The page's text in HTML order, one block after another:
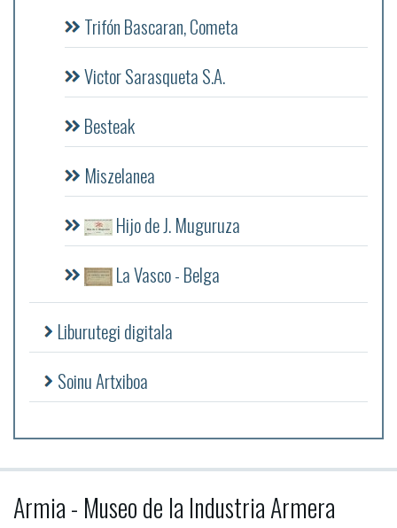
Trifón Bascaran, Cometa
Victor Sarasqueta S.A.
Besteak
Miszelanea
Hijo de J. Muguruza
La Vasco - Belga
Liburutegi digitala
Soinu Artxiboa
Armia - Museo de la Industria Armera